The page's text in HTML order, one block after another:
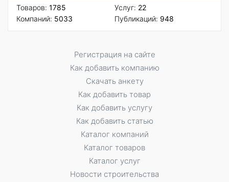
Товаров: 1785
Компаний: 5033
Услуг: 22
Публикаций: 948
Регистрация на сайте
Как добавить компанию
Скачать анкету
Как добавить товар
Как добавить услугу
Как добавить статью
Каталог компаний
Каталог товаров
Каталог услуг
Новости строительства